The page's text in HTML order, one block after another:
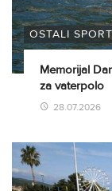
OSTALI
Memorijal
za vaterpolo
28.07.2026